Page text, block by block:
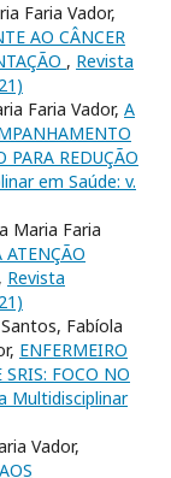
Faria Vador,
AO CÂNCER
, Revista
Faria Vador, A
PARA REDUÇÃO
em Saúde: v.
Maria Faria
, Revista
Fabíola
ENFERMEIRO
SRIS: FOCO NO
Multidisciplinar
Vador,